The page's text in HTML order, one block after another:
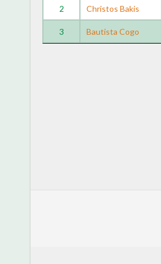
2 Christos Bakis
3 Bautista Cogo